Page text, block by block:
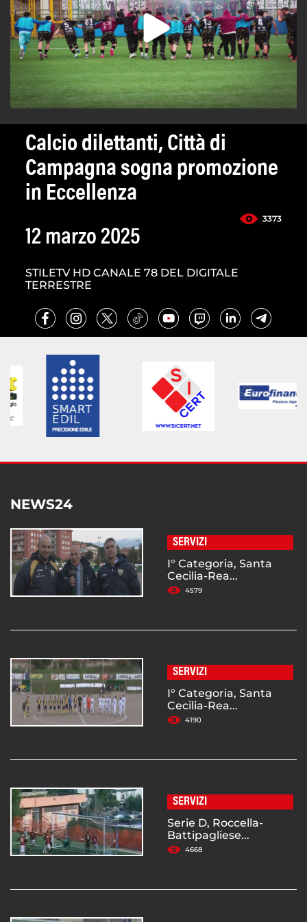
Calcio dilettanti, Città di
Campagna sogna promozione
in Eccellenza
3373
12 marzo 2025
STILETV HD CANALE 78 DEL DIGITALE
TERRESTRE
NEWS24
SERVIZI
I° Categoria, Santa
Cecilia-Rea...
4579
SERVIZI
I° Categoria, Santa
Cecilia-Rea...
4190
SERVIZI
Serie D, Roccella-
Battipagliese...
4668